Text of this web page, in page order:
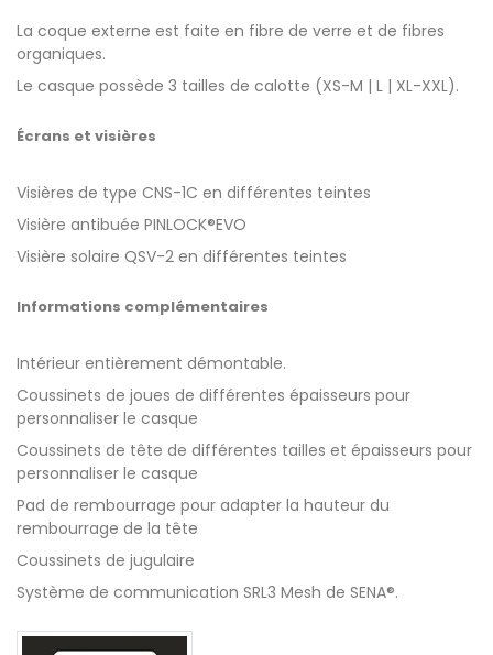
La coque externe est faite en fibre de verre et de fibres
organiques.
Le casque possède 3 tailles de calotte (XS-M | L | XL-XXL).
Écrans et visières
Visières de type CNS-1C en différentes teintes
Visière antibuée PINLOCK®EVO
Visière solaire QSV-2 en différentes teintes
Informations complémentaires
Intérieur entièrement démontable.
Coussinets de joues de différentes épaisseurs pour
personnaliser le casque
Coussinets de tête de différentes tailles et épaisseurs pour
personnaliser le casque
Pad de rembourrage pour adapter la hauteur du
rembourrage de la tête
Coussinets de jugulaire
Système de communication SRL3 Mesh de SENA®.